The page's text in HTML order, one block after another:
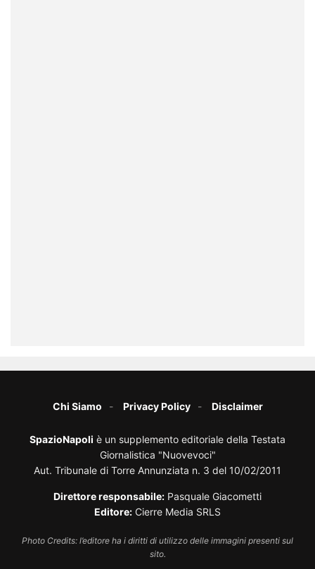
Chi Siamo Privacy Policy Disclaimer
SpazioNapoli è un supplemento editoriale della Testata
Giornalistica "Nuovevoci"
Aut. Tribunale di Torre Annunziata n. 3 del 10/02/2011
Direttore responsabile: Pasquale Giacometti
Editore: Cierre Media SRLS
Photo Credits: l’editore ha i diritti di utilizzo delle immagini presenti sul
sito.